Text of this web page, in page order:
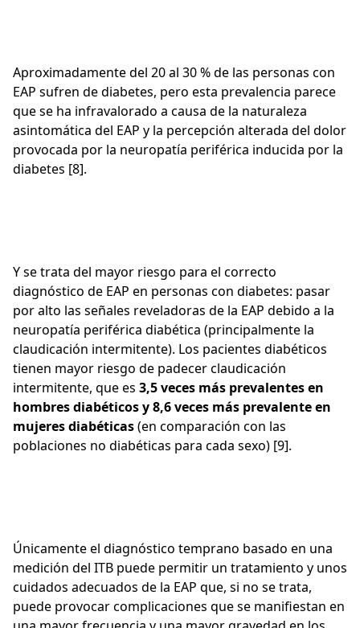
Aproximadamente del 20 al 30 % de las personas con
EAP sufren de diabetes, pero esta prevalencia parece
que se ha infravalorado a causa de la naturaleza
asintomática del EAP y la percepción alterada del dolor
provocada por la neuropatía periférica inducida por la
diabetes [8].
Y se trata del mayor riesgo para el correcto
diagnóstico de EAP en personas con diabetes: pasar
por alto las señales reveladoras de la EAP debido a la
neuropatía periférica diabética (principalmente la
claudicación intermitente). Los pacientes diabéticos
tienen mayor riesgo de padecer claudicación
intermitente, que es 3,5 veces más prevalentes en
hombres diabéticos y 8,6 veces más prevalente en
mujeres diabéticas(en comparación con las
poblaciones no diabéticas para cada sexo) [9].
Únicamente el diagnóstico temprano basado en una
medición del ITB puede permitir un tratamiento y unos
cuidados adecuados de la EAP que, si no se trata,
puede provocar complicaciones que se manifiestan en